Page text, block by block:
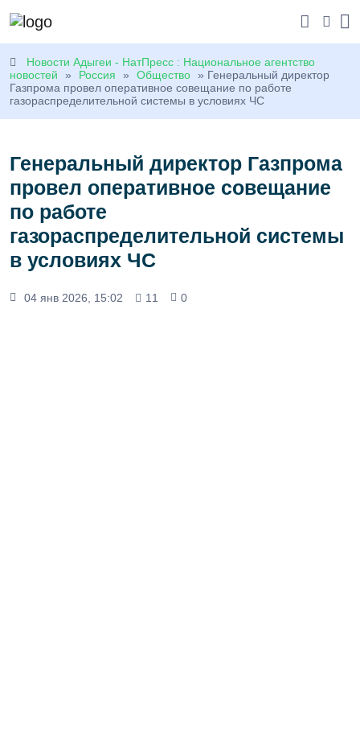
Новости Адыгеи - НатПресс : Национальное агентство
новостей
» Россия » Общество » Генеральный директор
Газпрома провел оперативное совещание по работе
газораспределительной системы в условиях ЧС
Генеральный директор Газпрома
провел оперативное совещание
по работе
газораспределительной системы
в условиях ЧС
04 янв 2026, 15:02 11 0